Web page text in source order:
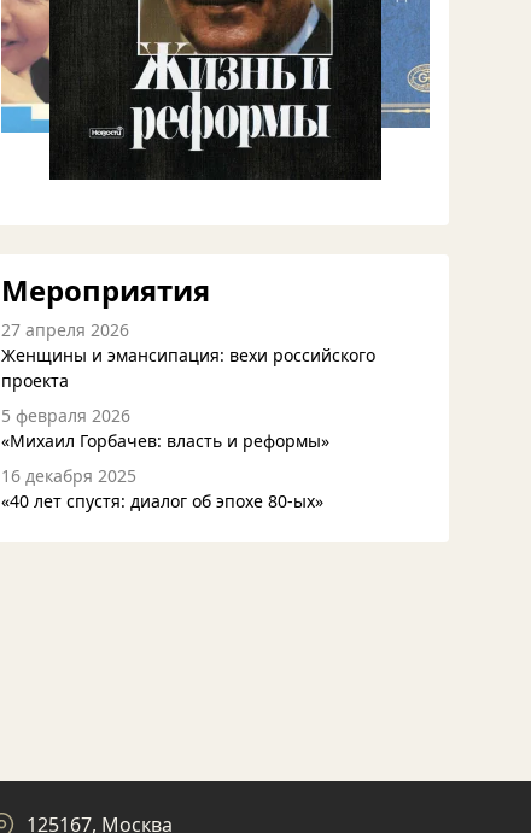
Мероприятия
27 апреля 2026
Женщины и эмансипация: вехи российского
проекта
5 февраля 2026
«Михаил Горбачев: власть и реформы»
16 декабря 2025
«40 лет спустя: диалог об эпохе 80-ых»
125167, Москва